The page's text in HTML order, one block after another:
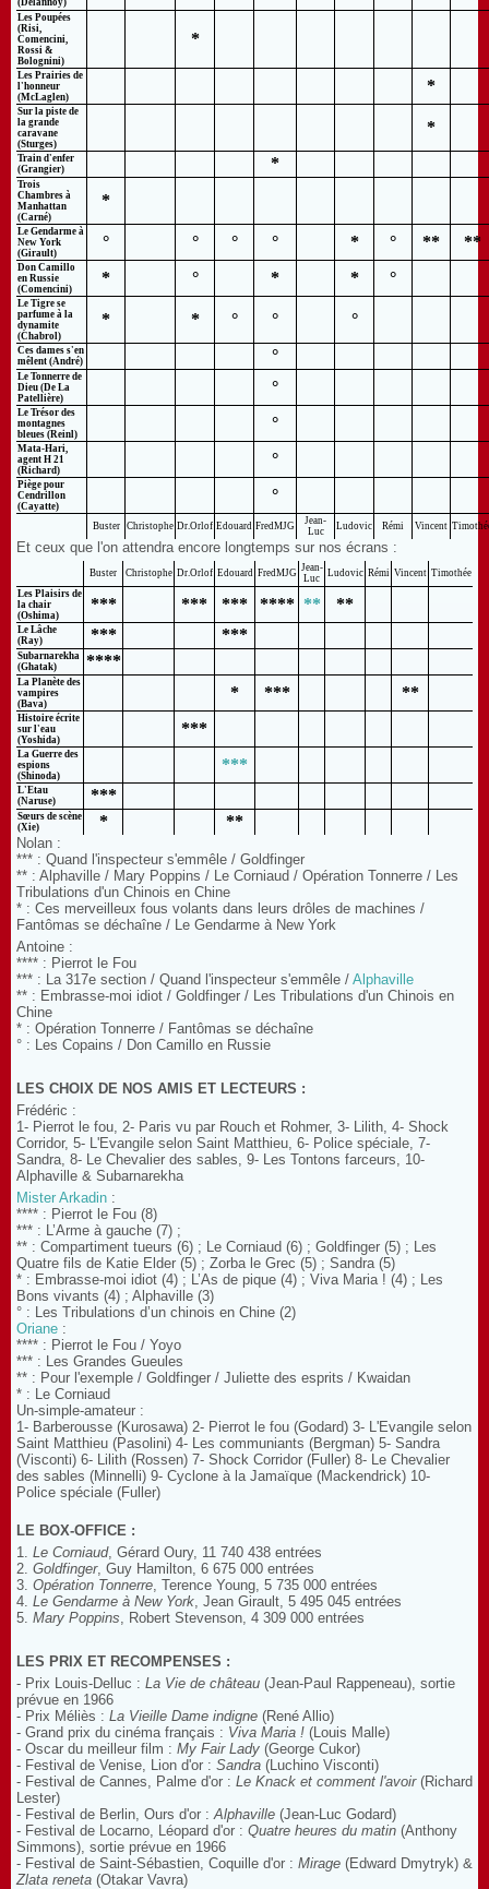
Les Poupées
(Risi,
Comencini,
Rossi &
Bolognini)
*
Les Prairies de
l'honneur
(McLaglen)
*
Sur la piste de
la grande
caravane
(Sturges)
*
Train d'enfer
(Grangier)
*
Trois
Chambres à
Manhattan
(Carné)
*
Le Gendarme à
New York
(Girault)
° ° ° ° * ° ** **
Don Camillo
en Russie
(Comencini)
* ° * * °
Le Tigre se
parfume à la
dynamite
(Chabrol)
* * ° ° °
Ces dames s'en
mêlent (André)
°
Le Tonnerre de
Dieu (De La
Patellière)
°
Le Trésor des
montagnes
bleues (Reinl)
°
Mata-Hari,
agent H 21
(Richard)
°
Piège pour
Cendrillon
(Cayatte)
°
Buster Christophe Dr.Orlof Edouard FredMJG
Jean-
Luc
Ludovic Rémi Vincent
Et ceux que l'on attendra encore longtemps sur nos écrans :
Buster Christophe Dr.Orlof Edouard FredMJG Jean-
Luc
Ludovic Rémi Vincent Timothée
Les Plaisirs de
la chair
(Oshima)
*** *** *** **** ** **
Le Lâche
(Ray)
*** ***
Subarnarekha
(Ghatak)
****
La Planète des
vampires
(Bava)
* *** **
Histoire écrite
sur l'eau
(Yoshida)
***
La Guerre des
espions
(Shinoda)
***
L'Etau
(Naruse)
***
Sœurs de scène
(Xie)
* **
Nolan :
*** : Quand l'inspecteur s'emmêle / Goldfinger
** : Alphaville / Mary Poppins / Le Corniaud / Opération Tonnerre / Les
Tribulations d'un Chinois en Chine
* : Ces merveilleux fous volants dans leurs drôles de machines /
Fantômas se déchaîne / Le Gendarme à New York
Antoine :
**** : Pierrot le Fou
*** : La 317e section / Quand l'inspecteur s'emmêle / Alphaville
** : Embrasse-moi idiot / Goldfinger / Les Tribulations d'un Chinois en
Chine
* : Opération Tonnerre / Fantômas se déchaîne
° : Les Copains / Don Camillo en Russie
LES CHOIX DE NOS AMIS ET LECTEURS :
Frédéric :
1- Pierrot le fou, 2- Paris vu par Rouch et Rohmer, 3- Lilith, 4- Shock
Corridor, 5- L'Evangile selon Saint Matthieu, 6- Police spéciale, 7-
Sandra, 8- Le Chevalier des sables, 9- Les Tontons farceurs, 10-
Alphaville & Subarnarekha
Mister Arkadin :
**** : Pierrot le Fou (8)
*** : L’Arme à gauche (7) ;
** : Compartiment tueurs (6) ; Le Corniaud (6) ; Goldfinger (5) ; Les
Quatre fils de Katie Elder (5) ; Zorba le Grec (5) ; Sandra (5)
* : Embrasse-moi idiot (4) ; L’As de pique (4) ; Viva Maria ! (4) ; Les
Bons vivants (4) ; Alphaville (3)
° : Les Tribulations d’un chinois en Chine (2)
Oriane :
**** : Pierrot le Fou / Yoyo
*** : Les Grandes Gueules
** : Pour l'exemple / Goldfinger / Juliette des esprits / Kwaidan
* : Le Corniaud
Un-simple-amateur :
1- Barberousse (Kurosawa) 2- Pierrot le fou (Godard) 3- L'Evangile selon
Saint Matthieu (Pasolini) 4- Les communiants (Bergman) 5- Sandra
(Visconti) 6- Lilith (Rossen) 7- Shock Corridor (Fuller) 8- Le Chevalier
des sables (Minnelli) 9- Cyclone à la Jamaïque (Mackendrick) 10-
Police spéciale (Fuller)
LE BOX-OFFICE :
1. Le Corniaud, Gérard Oury, 11 740 438 entrées
2. Goldfinger, Guy Hamilton, 6 675 000 entrées
3. Opération Tonnerre , Terence Young, 5 735 000 entrées
4. Le Gendarme à New York , Jean Girault, 5 495 045 entrées
5. Mary Poppins , Robert Stevenson, 4 309 000 entrées
LES PRIX ET RECOMPENSES :
- Prix Louis-Delluc : La Vie de château (Jean-Paul Rappeneau), sortie
prévue en 1966
- Prix Méliès : La Vieille Dame indigne (René Allio)
- Grand prix du cinéma français : Viva Maria ! (Louis Malle)
- Oscar du meilleur film : My Fair Lady (George Cukor)
- Festival de Venise, Lion d'or : Sandra (Luchino Visconti)
- Festival de Cannes, Palme d'or : Le Knack et comment l'avoir(Richard
Lester)
- Festival de Berlin, Ours d'or : Alphaville (Jean-Luc Godard)
- Festival de Locarno, Léopard d'or : Quatre heures du matin (Anthony
Simmons), sortie prévue en 1966
- Festival de Saint-Sébastien, Coquille d'or : Mirage (Edward Dmytryk) &
Zlata reneta (Otakar Vavra)